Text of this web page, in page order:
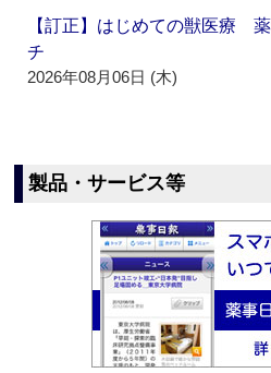
【訂正】はじめての獣医療
チ
2026年08月06日 (木)
製品・サービス等